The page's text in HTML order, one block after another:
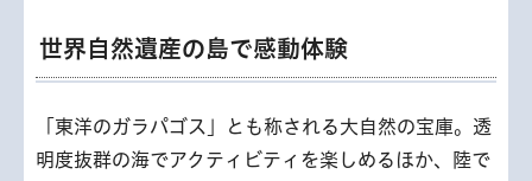
世界自然遺産の島で感動体験
「東洋のガラパゴス」とも称される大自然の宝庫。透
明度抜群の海でアクティビティを楽しめるほか、陸で